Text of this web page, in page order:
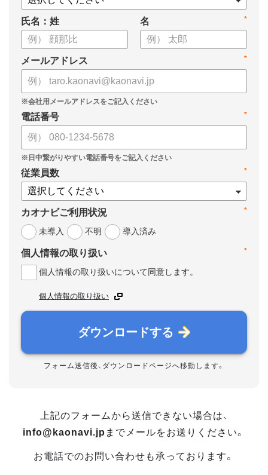
氏名：姓 *
名
*
メールアドレス
*
電話番号
*
従業員数
*
カオナビご利用状況
未導入
不明 導入済み
*
個人情報の取り扱い
個人情報の取り扱いについて同意します。
個人情報の取り扱い
ダウンロードする
フォーム送信後、ダウンロードページへ移動します。
上記のフォームから送信できない場合は、
info@kaonavi.jp までメールをお送りください。
お電話でのお問い合わせも承っております。